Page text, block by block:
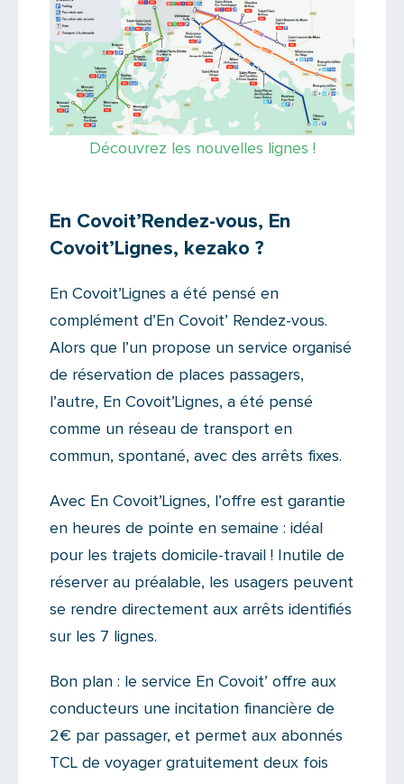
Découvrez les nouvelles lignes !
En Covoit’Rendez-vous, En
Covoit’Lignes, kezako ?
En Covoit’Lignes a été pensé en
complément d’En Covoit’ Rendez-vous.
Alors que l’un propose un service organisé
de réservation de places passagers,
l’autre, En Covoit’Lignes, a été pensé
comme un réseau de transport en
commun, spontané, avec des arrêts fixes.
Avec En Covoit’Lignes, l’offre est garantie
en heures de pointe en semaine : idéal
pour les trajets domicile-travail ! Inutile de
réserver au préalable, les usagers peuvent
se rendre directement aux arrêts identifiés
sur les 7 lignes.
Bon plan : le service En Covoit’ offre aux
conducteurs une incitation financière de
2€ par passager, et permet aux abonnés
TCL de voyager gratuitement deux fois